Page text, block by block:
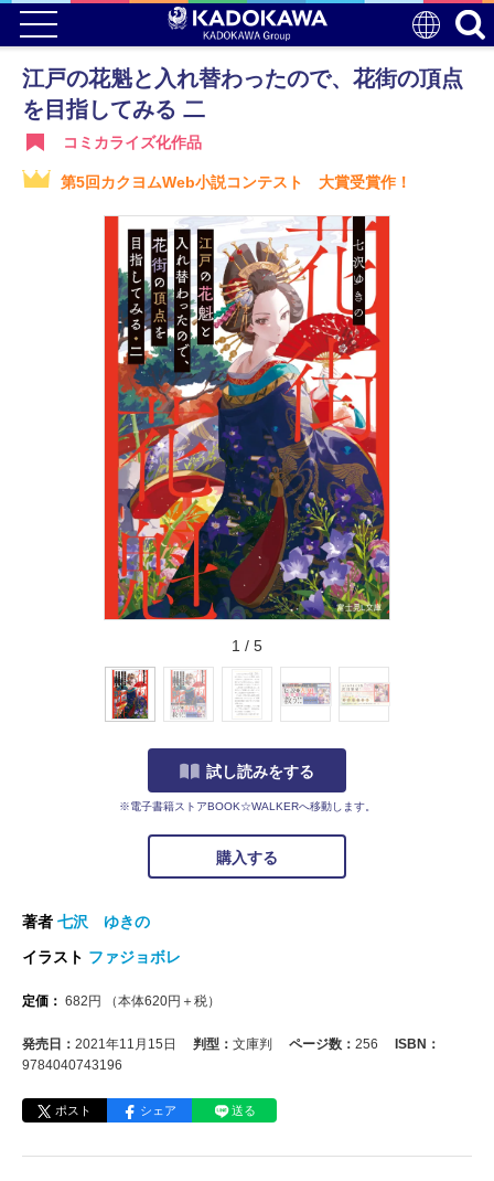
江戸の花魁と入れ替わったので、花街の頂点
を目指してみる 二
コミカライズ化作品
第5回カクヨムWeb小説コンテスト 大賞受賞作！
1 / 5
試し読みをする
※電子書籍ストアBOOK☆WALKERへ移動します。
購入する
著者 七沢 ゆきの
イラスト ファジョボレ
定価： 682 円 （本体620円＋税）
発売日： 2021年11月15日 判型： 文庫判 ページ数： 256
ISBN：
9784040743196
ポスト シェア 送る